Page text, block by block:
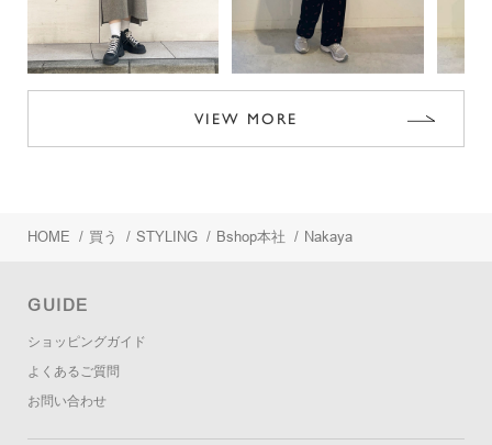
VIEW MORE
HOME / 買う / STYLING / Bshop本社 / Nakaya
GUIDE
ショッピングガイド
よくあるご質問
お問い合わせ